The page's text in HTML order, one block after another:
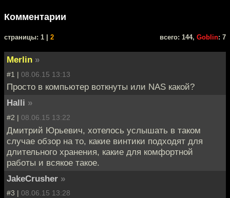
Комментарии
cтраницы: 1 | 2 всего: 144, Goblin: 7
Merlin »
#1 | 08.06.15 13:13
Просто в компьютер воткнуты или NAS какой?
Halli »
#2 | 08.06.15 13:22
Дмитрий Юрьевич, хотелось услышать в таком
случае обзор на то, какие винтики подходят для
длительного хранения, какие для комфортной
работы и всякое такое.
JakeCrusher »
#3 | 08.06.15 13:28